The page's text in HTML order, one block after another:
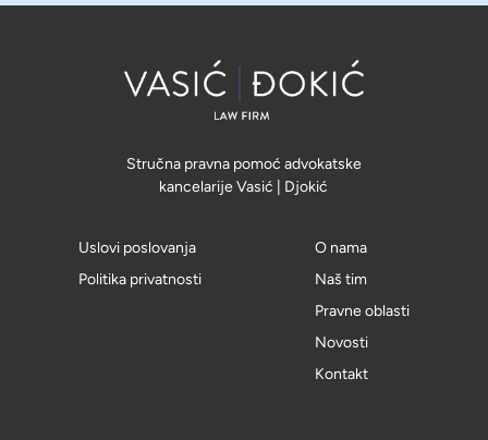
Stručna pravna pomoć advokatske
kancelarije Vasić | Djokić
Uslovi poslovanja
Politika privatnosti
O nama
Naš tim
Pravne oblasti
Novosti
Kontakt